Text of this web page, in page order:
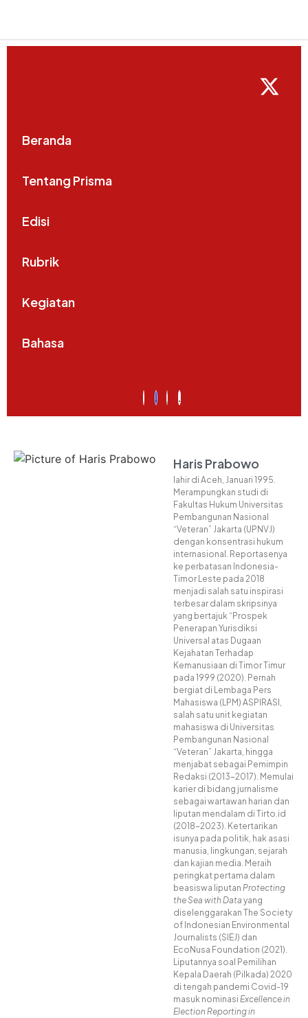
Beranda
Tentang Prisma
Edisi
Rubrik
Kegiatan
Bahasa
Haris Prabowo
lahir di Aceh, Januari 1995.
Merampungkan studi di
Fakultas Hukum Universitas
Pembangunan Nasional
“Veteran” Jakarta (UPNVJ)
dengan konsentrasi hukum
internasional. Reportasenya
ke perbatasan Indonesia-
Timor Leste pada 2018
menjadi salah satu inspirasi
terbesar dalam skripsinya
yang bertajuk “Prospek
Penerapan Yurisdiksi
Universal atas Dugaan
Kejahatan Terhadap
Kemanusiaan di Timor Timur
pada 1999 (2020). Pernah
bergiat di Lembaga Pers
Mahasiswa (LPM) ASPIRASI,
salah satu unit kegiatan
mahasiswa di Universitas
Pembangunan Nasional
“Veteran” Jakarta, hingga
menjabat sebagai Pemimpin
Redaksi (2013-2017). Memulai
karier di bidang jurnalisme
sebagai wartawan harian dan
liputan mendalam di Tirto.id
(2018-2023). Ketertarikan
isunya pada politik, hak asasi
manusia, lingkungan, sejarah
dan kajian media. Meraih
peringkat pertama dalam
beasiswa liputan Protecting
the Sea with Data yang
diselenggarakan The Society
of Indonesian Environmental
Journalists (SIEJ) dan
EcoNusa Foundation (2021).
Liputannya soal Pemilihan
Kepala Daerah (Pilkada) 2020
di tengah pandemi Covid-19
masuk nominasi Excellence in
Election Reporting in